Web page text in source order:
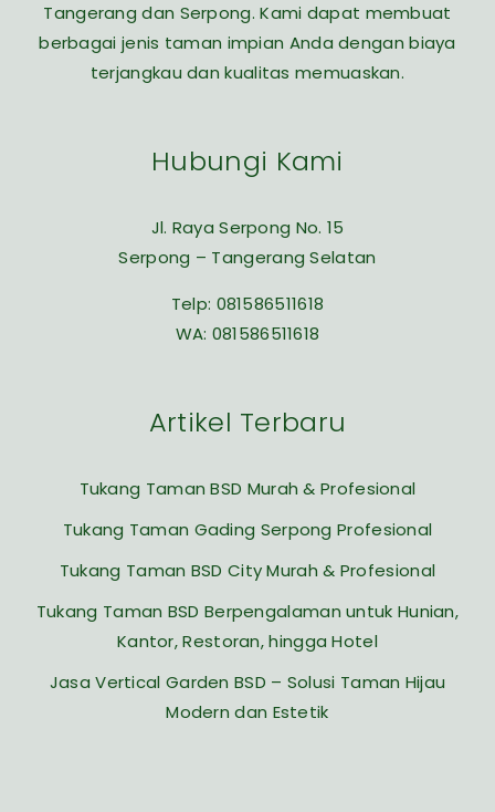
Tangerang dan Serpong. Kami dapat membuat
berbagai jenis taman impian Anda dengan biaya
terjangkau dan kualitas memuaskan.
Hubungi Kami
Jl. Raya Serpong No. 15
Serpong – Tangerang Selatan
Telp: 081586511618
WA: 081586511618
Artikel Terbaru
Tukang Taman BSD Murah & Profesional
Tukang Taman Gading Serpong Profesional
Tukang Taman BSD City Murah & Profesional
Tukang Taman BSD Berpengalaman untuk Hunian,
Kantor, Restoran, hingga Hotel
Jasa Vertical Garden BSD – Solusi Taman Hijau
Modern dan Estetik